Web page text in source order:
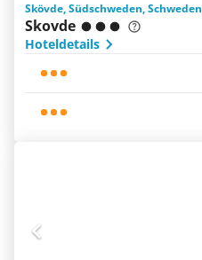
Skövde, Südschweden, Schweden
Skovde
Hoteldetails